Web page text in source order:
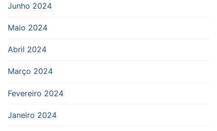
Junho 2024
Maio 2024
Abril 2024
Março 2024
Fevereiro 2024
Janeiro 2024